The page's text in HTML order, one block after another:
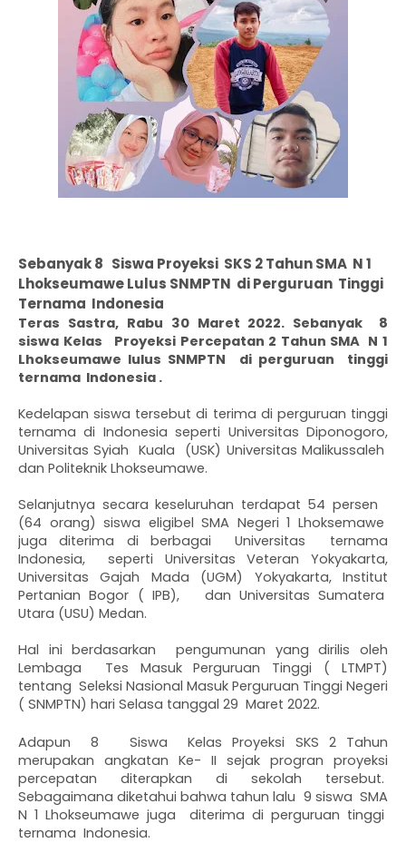
Sebanyak 8 Siswa Proyeksi SKS 2 Tahun SMA N 1
Lhokseumawe Lulus SNMPTN di Perguruan Tinggi
Ternama Indonesia
Teras Sastra, Rabu 30 Maret 2022. Sebanyak  8
siswa Kelas   Proyeksi Percepatan 2 Tahun SMA  N 1
Lhokseumawe lulus SNMPTN  di perguruan  tinggi
ternama  Indonesia .
Kedelapan siswa tersebut di terima di perguruan tinggi
ternama di Indonesia seperti Universitas Diponogoro,
Universitas Syiah  Kuala  (USK) Universitas Malikussaleh
dan Politeknik Lhokseumawe.
Selanjutnya secara keseluruhan terdapat 54 persen
(64 orang) siswa eligibel SMA Negeri 1 Lhoksemawe
juga diterima di berbagai  Universitas  ternama
Indonesia,  seperti Universitas Veteran Yokyakarta,
Universitas Gajah Mada (UGM) Yokyakarta, Institut
Pertanian Bogor ( IPB),   dan Universitas Sumatera
Utara (USU) Medan.
Hal ini berdasarkan  pengumunan yang dirilis oleh
Lembaga  Tes Masuk Perguruan Tinggi ( LTMPT)
tentang  Seleksi Nasional Masuk Perguruan Tinggi Negeri
( SNMPTN) hari Selasa tanggal 29  Maret 2022.
Adapun  8   Siswa  Kelas Proyeksi SKS 2 Tahun
merupakan angkatan Ke- II sejak progran proyeksi
percepatan diterapkan di sekolah tersebut.
Sebagaimana diketahui bahwa tahun lalu  9 siswa  SMA
N 1 Lhokseumawe juga  diterima di perguruan tinggi
ternama  Indonesia.